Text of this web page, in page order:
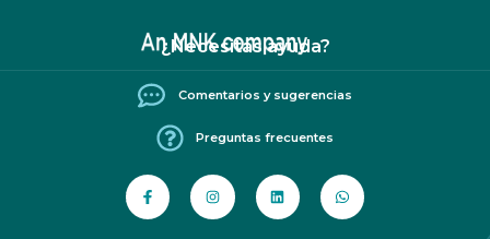
¿Necesitás ayuda?
Comentarios y sugerencias
Preguntas frecuentes